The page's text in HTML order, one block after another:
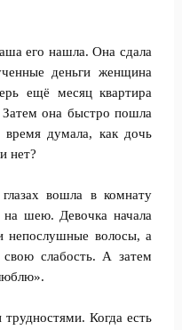
его нашла. Она сдала
деньги женщина
ещё месяц квартира
она быстро пошла
думала, как дочь
нет?
вошла в комнату
шею. Девочка начала
непослушные волосы, а
слабость. А затем
Когда есть